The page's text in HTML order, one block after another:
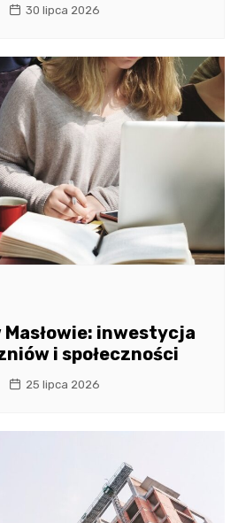
30 lipca 2026
Masłowie: inwestycja
i społeczności
25 lipca 2026